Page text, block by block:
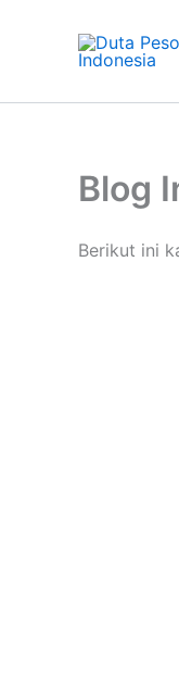
Blog
Berikut ini